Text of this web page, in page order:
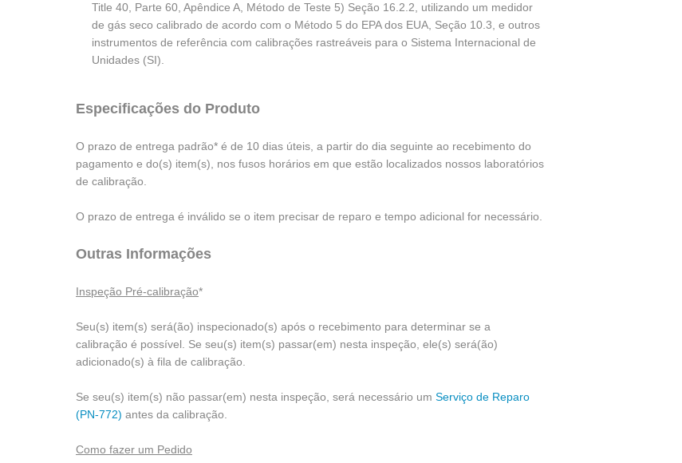
Title 40, Parte 60, Apêndice A, Método de Teste 5) Seção 16.2.2, utilizando um medidor
de gás seco calibrado de acordo com o Método 5 do EPA dos EUA, Seção 10.3, e outros
instrumentos de referência com calibrações rastreáveis para o Sistema Internacional de
Unidades (SI).
Especificações do Produto
O prazo de entrega padrão* é de 10 dias úteis, a partir do dia seguinte ao recebimento do
pagamento e do(s) item(s), nos fusos horários em que estão localizados nossos laboratórios
de calibração.
O prazo de entrega é inválido se o item precisar de reparo e tempo adicional for necessário.
Outras Informações
Inspeção Pré-calibração*
Seu(s) item(s) será(ão) inspecionado(s) após o recebimento para determinar se a
calibração é possível. Se seu(s) item(s) passar(em) nesta inspeção, ele(s) será(ão)
adicionado(s) à fila de calibração.
Se seu(s) item(s) não passar(em) nesta inspeção, será necessário um Serviço de Reparo
(PN-772) antes da calibração.
Como fazer um Pedido